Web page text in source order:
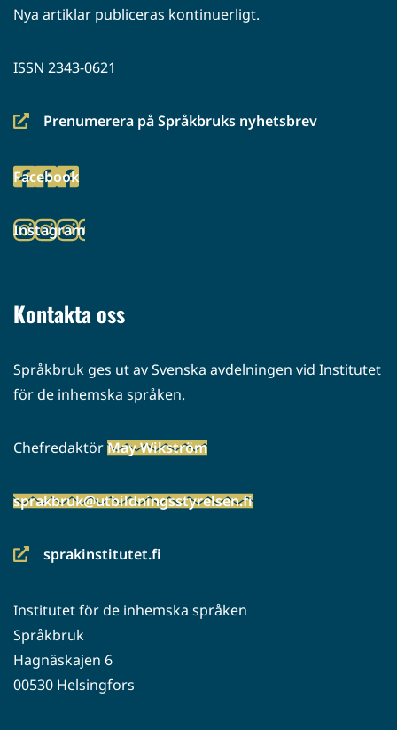
Nya artiklar publiceras kontinuerligt.
ISSN 2343-0621
Prenumerera på Språkbruks nyhetsbrev
(siirryt
palveluun)
Facebook
(siirryt
palveluun)
Instagram
(siirryt
Kontakta oss
Språkbruk ges ut av Svenska avdelningen vid Institutet
för de inhemska språken.
ChefredaktörMay Wikström
sprakbruk@utbildningsstyrelsen.fi
sprakinstitutet.fi
(siirryt
palveluun)
Institutet för de inhemska språken
Språkbruk
Hagnäskajen 6
00530 Helsingfors